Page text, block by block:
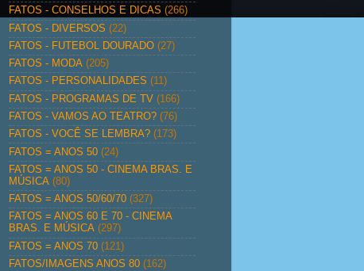
FATOS - CONSELHOS E DICAS (266)
FATOS - DIVERSOS (22)
FATOS - FUTEBOL DOURADO (27)
FATOS - MODA (205)
FATOS - PERSONALIDADES (11)
FATOS - PROGRAMAS DE TV (166)
FATOS - VAMOS AO TEATRO? (76)
FATOS - VOCÊ SE LEMBRA? (173)
FATOS = ANOS 50 (24)
FATOS = ANOS 50 - CINEMA BRAS. E
MÚSICA (80)
FATOS = ANOS 50/60/70 (327)
FATOS = ANOS 60 E 70 - CINEMA
BRAS. E MÚSICA (297)
FATOS = ANOS 70 (121)
FATOS/IMAGENS ANOS 80 (162)